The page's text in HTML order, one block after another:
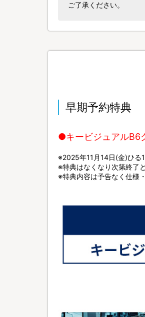
ご了承ください。
早期予約特典
●キービジュアルB6
※2025年11月14日(金)ひる
※特典はなくなり次第終了
※特典内容は予告なく仕様